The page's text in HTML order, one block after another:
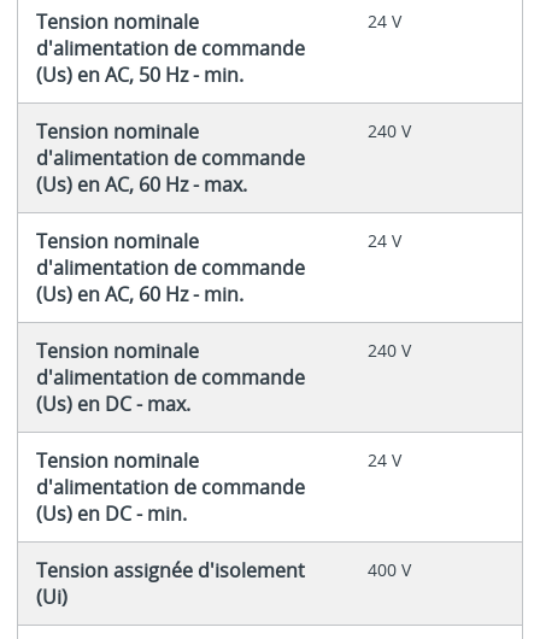
Tension nominale
d'alimentation de commande
(Us) en AC, 50 Hz - min.
24 V
Tension nominale
d'alimentation de commande
(Us) en AC, 60 Hz - max.
240 V
Tension nominale
d'alimentation de commande
(Us) en AC, 60 Hz - min.
24 V
Tension nominale
d'alimentation de commande
(Us) en DC - max.
240 V
Tension nominale
d'alimentation de commande
(Us) en DC - min.
24 V
Tension assignée d'isolement
(Ui)
400 V